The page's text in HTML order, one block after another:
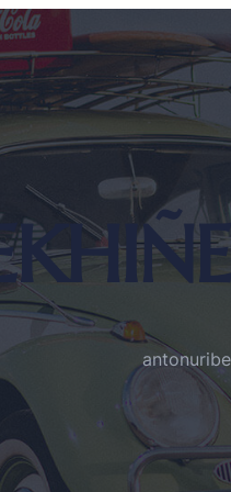
antonuribe